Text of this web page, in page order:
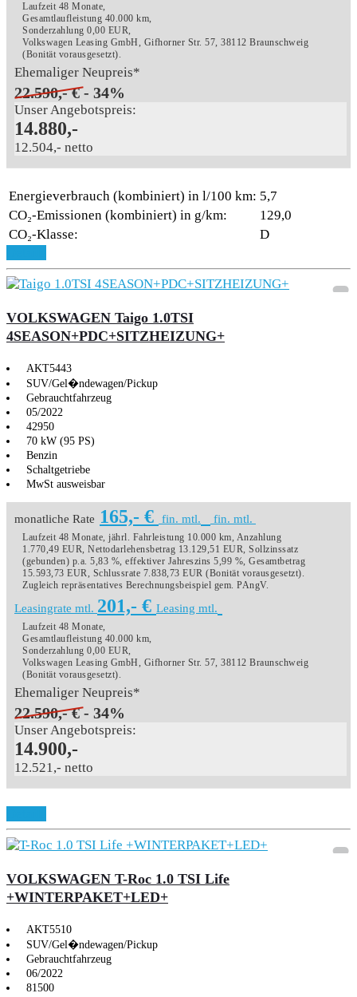
Laufzeit 48 Monate,
Gesamtlaufleistung 40.000 km,
Sonderzahlung 0,00 EUR,
Volkswagen Leasing GmbH, Gifhorner Str. 57, 38112 Braunschweig
(Bonität vorausgesetzt).
Ehemaliger Neupreis*
22.590,- € - 34%
Unser Angebotspreis:
14.880,-
12.504,- netto
Energieverbrauch (kombiniert) in l/100 km: 5,7
CO₂-Emissionen (kombiniert) in g/km:
129,0
CO₂-Klasse:
D
VOLKSWAGEN Taigo 1.0TSI
4SEASON+PDC+SITZHEIZUNG+
AKT5443
SUV/Gel�ndewagen/Pickup
Gebrauchtfahrzeug
05/2022
42950
70 kW (95 PS)
Benzin
Schaltgetriebe
MwSt ausweisbar
monatliche Rate 165,- € fin. mtl. fin. mtl.
Laufzeit 48 Monate, jährl. Fahrleistung 10.000 km, Anzahlung
1.770,49 EUR, Nettodarlehensbetrag 13.129,51 EUR, Sollzinssatz
(gebunden) p.a. 5,83 %, effektiver Jahreszins 5,99 %, Gesamtbetrag
15.593,73 EUR, Schlussrate 7.838,73 EUR (Bonität vorausgesetzt).
Zugleich repräsentatives Berechnungsbeispiel gem. PAngV.
Leasingrate mtl. 201,- € Leasing mtl.
Laufzeit 48 Monate,
Gesamtlaufleistung 40.000 km,
Sonderzahlung 0,00 EUR,
Volkswagen Leasing GmbH, Gifhorner Str. 57, 38112 Braunschweig
(Bonität vorausgesetzt).
Ehemaliger Neupreis*
22.590,- € - 34%
Unser Angebotspreis:
14.900,-
12.521,- netto
VOLKSWAGEN T-Roc 1.0 TSI Life
+WINTERPAKET+LED+
AKT5510
SUV/Gel�ndewagen/Pickup
Gebrauchtfahrzeug
06/2022
81500